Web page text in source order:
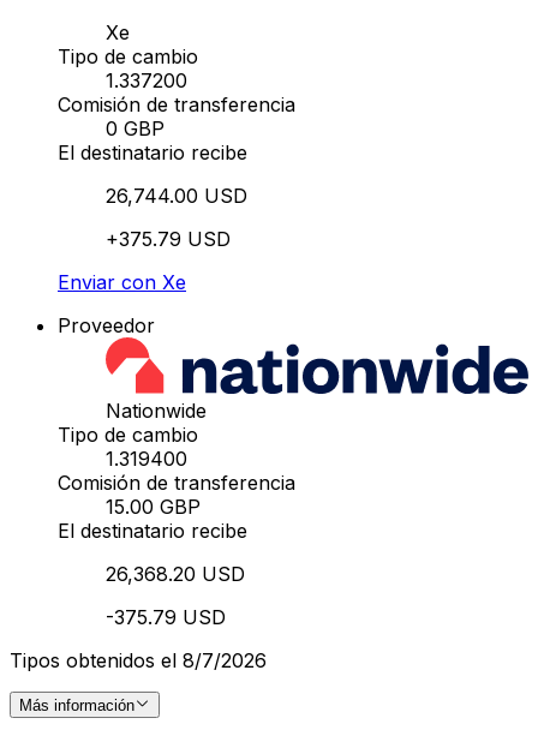
Xe
Tipo de cambio
1.337200
Comisión de transferencia
0 GBP
El destinatario recibe
26,744.00 USD
+375.79 USD
Enviar con Xe
Proveedor
Nationwide
Tipo de cambio
1.319400
Comisión de transferencia
15.00 GBP
El destinatario recibe
26,368.20 USD
-375.79 USD
Tipos obtenidos el 8/7/2026
Más información